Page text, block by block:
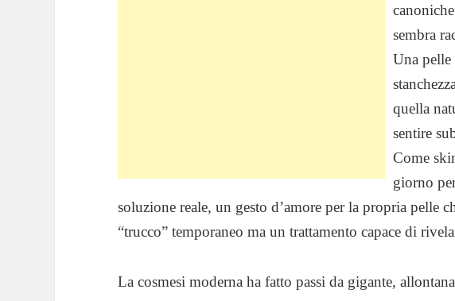
sembra
Una pelle
quella
sentire
Come
giorno
soluzione reale, un gesto d’amore per la propria pelle
“trucco” temporaneo ma un trattamento capace di
La cosmesi moderna ha fatto passi da gigante,